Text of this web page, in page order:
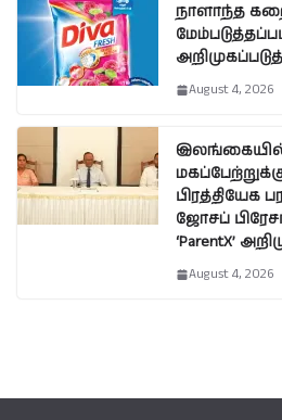
நாளாந்த
August 4, 2026
இலங்கையில்
பிரத்தியேக
ஜோசப்
‘ParentX’
August 4, 2026